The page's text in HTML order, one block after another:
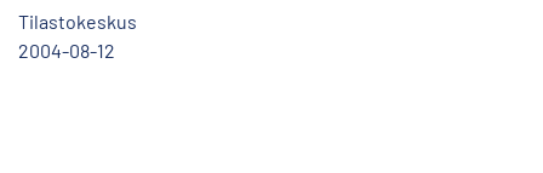
Tilastokeskus
2004-08-12